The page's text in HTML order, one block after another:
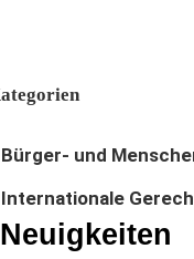
Bürger- und
Internationale
Neuigkeiten